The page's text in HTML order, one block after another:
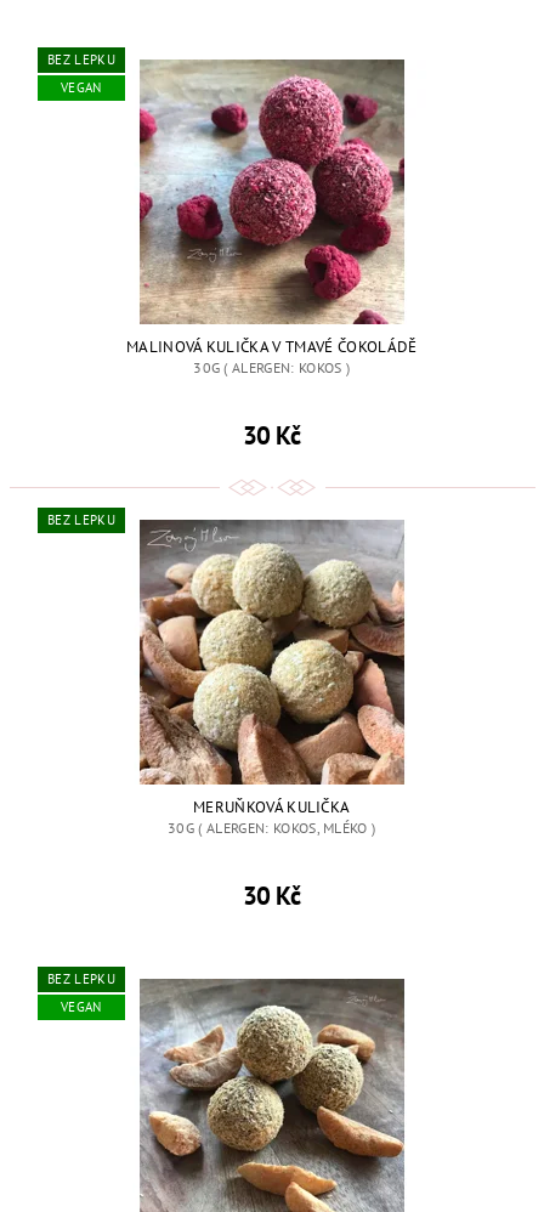
BEZ LEPKU
VEGAN
MALINOVÁ KULIČKA V TMAVÉ ČOKOLÁDĚ
30G ( ALERGEN: KOKOS )
30 Kč
BEZ LEPKU
MERUŇKOVÁ KULIČKA
30G ( ALERGEN: KOKOS, MLÉKO )
30 Kč
BEZ LEPKU
VEGAN